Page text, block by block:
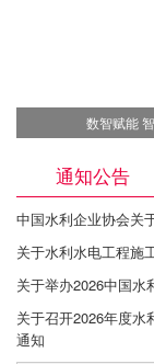
数智赋能
通知公告
中国水利企业协会关
关于水利水电工程施
关于举办2026中国水
关于召开2026年度水
通知